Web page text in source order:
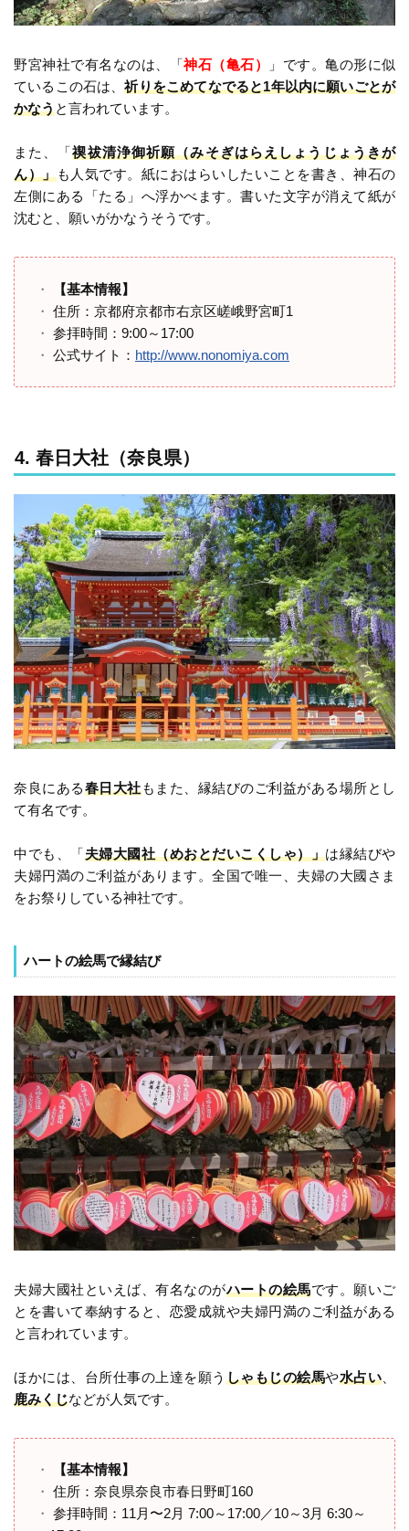
野宮神社で有名なのは、「神石（亀石）
」です。亀の形に似
ているこの石は、祈りをこめてなでると1年以内に願いごとが
かなうと言われています。
また、「禊祓清浄御祈願（みそぎはらえしょうじょうきが
ん）」も人気です。紙におはらいしたいことを書き、神石の
左側にある「たる」へ浮かべます。書いた文字が消えて紙が
沈むと、願いがかなうそうです。
【基本情報】
住所：京都府京都市右京区嵯峨野宮町1
参拝時間：9:00～17:00
公式サイト： http://www.nonomiya.com
4. 春日大社（奈良県）
奈良にある春日大社もまた、縁結びのご利益がある場所とし
て有名です。
中でも、「夫婦大國社（めおとだいこくしゃ）」は縁結びや
夫婦円満のご利益があります。全国で唯一、夫婦の大國さま
をお祭りしている神社です。
ハートの絵馬で縁結び
夫婦大國社といえば、有名なのがハートの絵馬です。願いご
とを書いて奉納すると、恋愛成就や夫婦円満のご利益がある
と言われています。
ほかには、台所仕事の上達を願う しゃもじの絵馬や水占い
鹿みくじなどが人気です。
【基本情報】
住所：奈良県奈良市春日野町160
参拝時間：11月〜2月 7:00～17:00／10～3月 6:30～